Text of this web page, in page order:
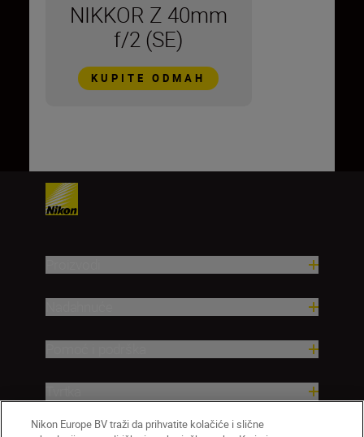
NIKKOR Z 40mm
f/2 (SE)
KUPITE ODMAH
Nikon Europe BV traži da prihvatite kolačiće i slične